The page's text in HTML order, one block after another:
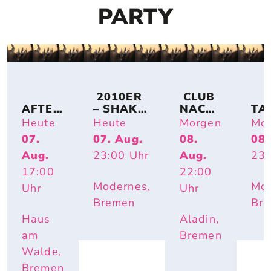
PARTY
AFTER
-
WORK
-
PARTY
OPEN
AIR
Heute
07.
Aug.
17:00
Uhr
Haus
am
Walde,
Bremen
2010ER
– SHAKE
IT OFF
Heute
07. Aug.
23:00 Uhr
Modernes,
Bremen
CLUB
NACH
T
Morgen
08.
Aug.
22:00
Uhr
Aladin,
Bremen